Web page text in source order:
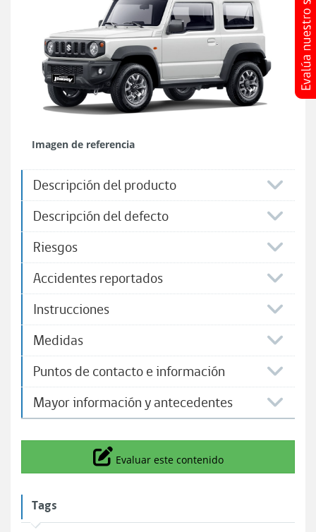
Imagen de referencia
Descripción del producto
Descripción del defecto
Riesgos
Accidentes reportados
Instrucciones
Medidas
Puntos de contacto e información
Mayor información y antecedentes
Icono
Evaluar este contenido
Tags